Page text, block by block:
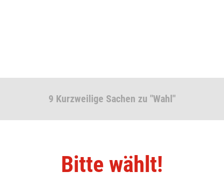
9 Kurzweilige Sachen zu "Wahl"
Bitte wählt!